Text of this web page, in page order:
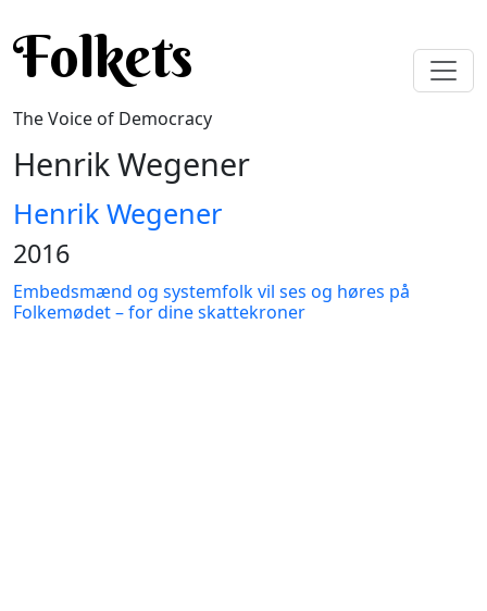
Folkets
The Voice of Democracy
Henrik Wegener
Henrik Wegener
2016
Embedsmænd og systemfolk vil ses og høres på
Folkemødet – for dine skattekroner